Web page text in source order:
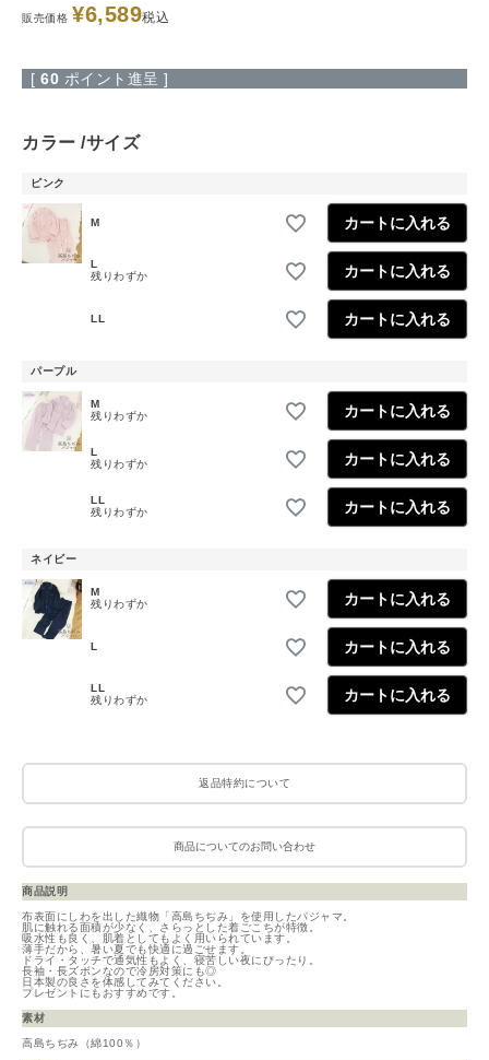
販売価格 ¥6,589税込
[ 60 ポイント進呈 ]
カラー サイズ
ピンク
M カートに入れる
L
残りわずか
カートに入れる
LL カートに入れる
パープル
M
残りわずか
カートに入れる
L
残りわずか
カートに入れる
LL
残りわずか
カートに入れる
ネイビー
M
残りわずか
カートに入れる
L カートに入れる
LL
残りわずか
カートに入れる
返品特約について
商品についてのお問い合わせ
商品説明
布表面にしわを出した織物「高島ちぢみ」を使用したパジャマ。
肌に触れる面積が少なく、さらっとした着ごこちが特徴。
吸水性も良く、肌着としてもよく用いられています。
薄手だから、暑い夏でも快適に過ごせます。
ドライ・タッチで通気性もよく、寝苦しい夜にぴったり。
長袖・長ズボンなので冷房対策にも◎
日本製の良さを体感してみてください。
プレゼントにもおすすめです。
素材
高島ちぢみ（綿100％）